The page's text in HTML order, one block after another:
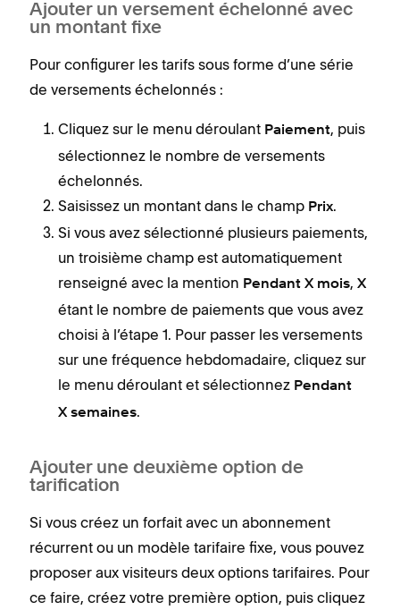
Ajouter un versement échelonné avec
un montant fixe
Pour configurer les tarifs sous forme d’une série
de versements échelonnés :
Cliquez sur le menu déroulant Paiement, puis
sélectionnez le nombre de versements
échelonnés.
Saisissez un montant dans le champ Prix.
Si vous avez sélectionné plusieurs paiements,
un troisième champ est automatiquement
renseigné avec la mention Pendant X mois, X
étant le nombre de paiements que vous avez
choisi à l’étape 1. Pour passer les versements
sur une fréquence hebdomadaire, cliquez sur
le menu déroulant et sélectionnez Pendant
X semaines.
Ajouter une deuxième option de
tarification
Si vous créez un forfait avec un abonnement
récurrent ou un modèle tarifaire fixe, vous pouvez
proposer aux visiteurs deux options tarifaires. Pour
ce faire, créez votre première option, puis cliquez